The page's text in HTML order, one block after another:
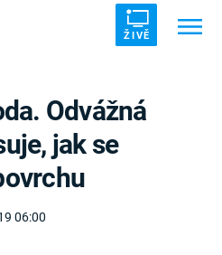
ŽIVĚ
06:00
Odvážná
jak se